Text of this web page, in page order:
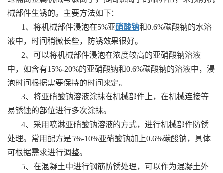
械部件生锈的。主要方法如下：
1、将机械部件浸泡在5%亚硝酸钠和0.6%碳酸钠的水溶
液中，时间稍微长些，防锈效果很好。
2、可以将机械部件浸泡在浓度较高的亚硝酸钠溶液
中，如含有15%-20%的亚硝酸钠和0.6%碳酸钠的溶液中，浸
泡时间根据需要保持的时间来定。
3、将亚硝酸钠溶液涂抹在机械部件上，在机械连接等
易锈蚀的部位进行多次涂抹。
4、采用喷淋亚硝酸钠溶液的方式，进行机械部件防锈
处理。常用配方是5%-10%亚硝酸钠加上0.6%碳酸钠，具体
可根据需求进行调整。
5、在混凝土中进行钢筋防锈处理，可以作为混凝土外